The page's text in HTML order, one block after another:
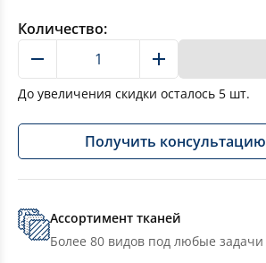
Количество:
До увеличения скидки осталось 5 шт.
Получить консультацию
Ассортимент тканей
Более 80 видов под любые задачи